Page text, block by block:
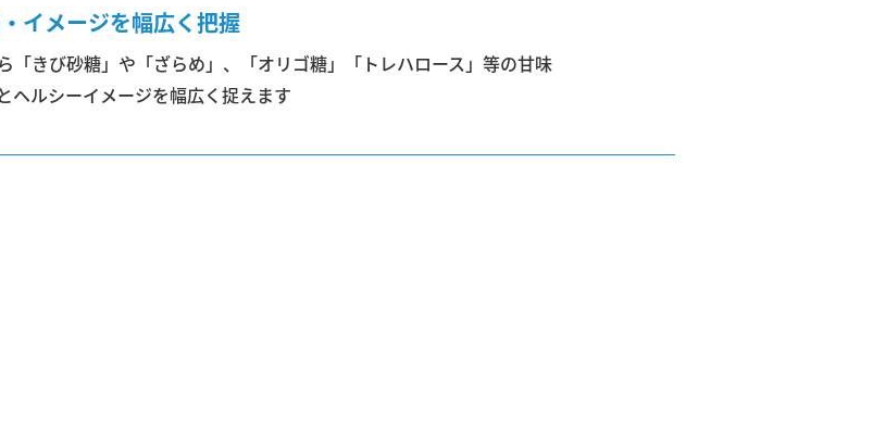
イメージを幅広く把握
「きび砂糖」や「ざらめ」、「オリゴ糖」「トレハロース」等の甘味
ヘルシーイメージを幅広く捉えます